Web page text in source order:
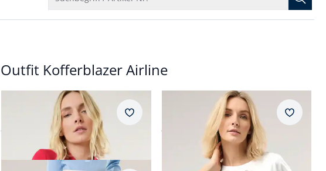
Outfit Kofferblazer Airline
Kofferblazer Airline
ab
Fr. 239,99
Merkzettel
Baumwollshirt Floral
ab
Fr. 89,99
Passform Regular Fit.